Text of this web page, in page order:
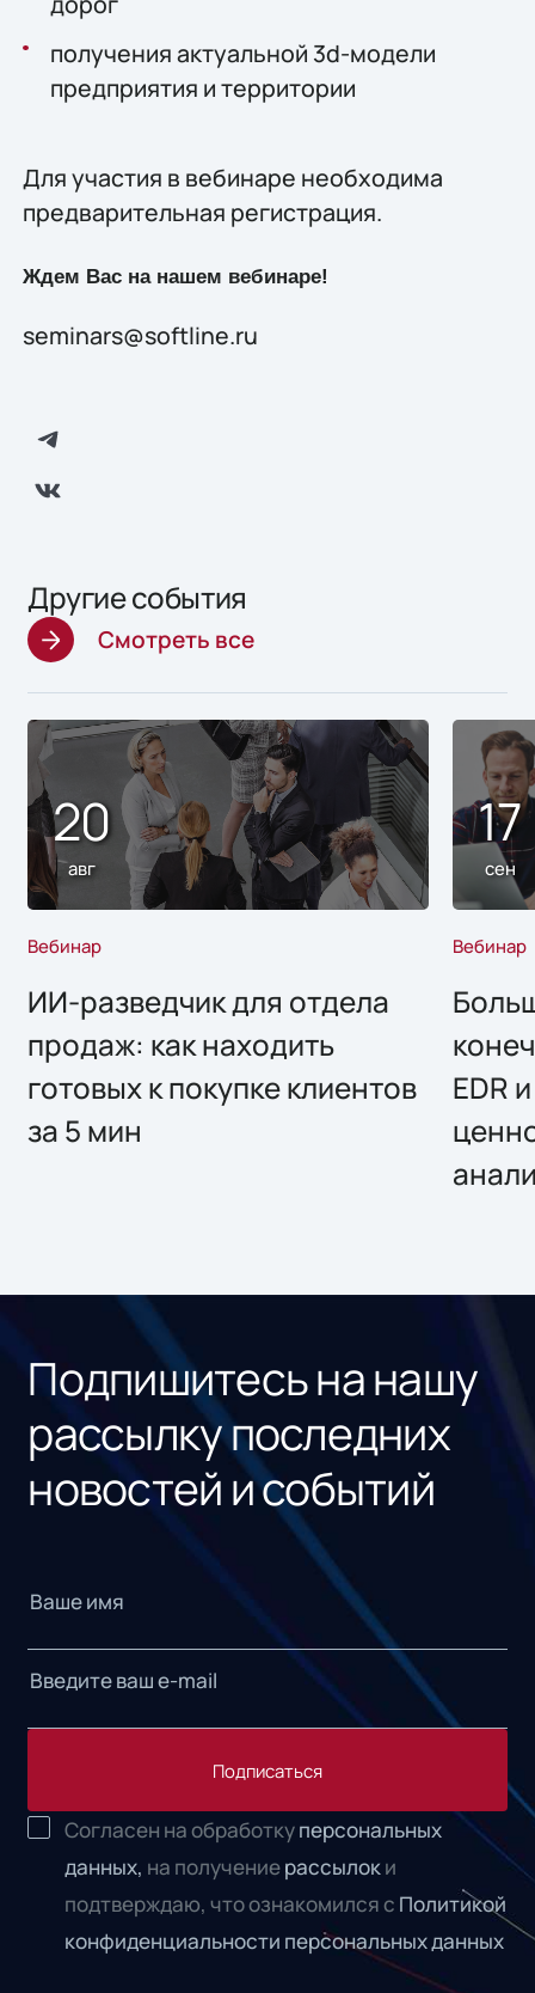
получения актуальной 3d-модели
предприятия и территории
Для участия в вебинаре необходима
предварительная регистрация.
Ждем Вас на нашем вебинаре!
seminars@softline.ru
Другие события
Смотреть все
20
авг
Вебинар
ИИ-разведчик для отдела
продаж: как находить
готовых к покупке клиентов
за 5 мин
17
сен
Вебинар
EDR
Подпишитесь на нашу
рассылку последних
новостей и событий
Подписаться
Согласен на обработкуперсональных
данных, на получениерассылоки
подтверждаю, что ознакомился с Политикой
конфиденциальности персональных данных